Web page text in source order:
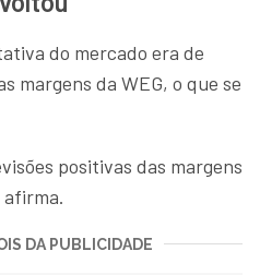
do mercado era de
margens da WEG, o que se
positivas das margens
DA PUBLICIDADE